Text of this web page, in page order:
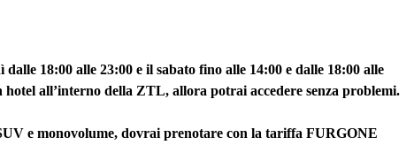
18:00 alle 23:00 e il sabato fino alle 14:00 e dalle 18:00 alle
all’interno della ZTL, allora potrai accedere senza problemi.
e monovolume, dovrai prenotare con la tariffa FURGONE